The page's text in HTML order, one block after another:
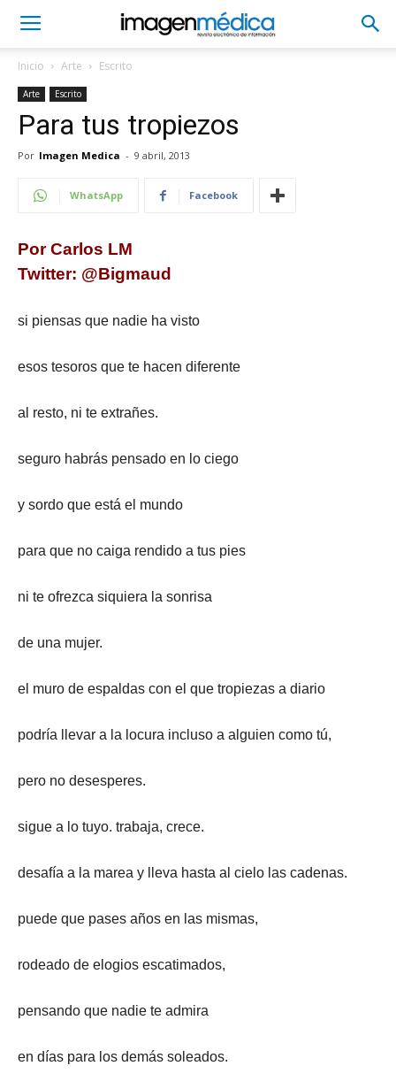
Inicio Arte Escrito
Arte Escrito
Para tus tropiezos
Por Imagen Medica - 9 abril, 2013
WhatsApp Facebook
Por Carlos LM
Twitter: @Bigmaud
si piensas que nadie ha visto
esos tesoros que te hacen diferente
al resto, ni te extrañes.
seguro habrás pensado en lo ciego
y sordo que está el mundo
para que no caiga rendido a tus pies
ni te ofrezca siquiera la sonrisa
de una mujer.
el muro de espaldas con el que tropiezas a diario
podría llevar a la locura incluso a alguien como tú,
pero no desesperes.
sigue a lo tuyo. trabaja, crece.
desafía a la marea y lleva hasta al cielo las cadenas.
puede que pases años en las mismas,
rodeado de elogios escatimados,
pensando que nadie te admira
en días para los demás soleados.